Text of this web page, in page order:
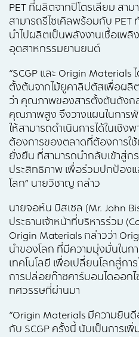
PET ที่ผลิตจากปิโตรเลียม สาม
สามารถรีไซเคิลพร้อมกับ PET
นำไปผลิตเป็นพลังงานเชื้อเพลิ
อุตสาหกรรมยานยนต์
“SCGP และ Origin
ตั้งต้นจากไม้ยูคาลิปตัสเพื่อผลิ
ว่า คุณภาพของสารตั้งต้นดังก
คุณภาพสูง จึงวางแผนในการ
ให้สามารถดำเนินการได้ในเชิ
ต้องการของตลาดที่ต้องการ
ยั่งยืน ที่สามารถนำกลับเข้าสู่ก
ประสิทธิภาพ เพื่อร่วมปกป้อง
โลก” นายวิชาญ กล่าว
นายจอห์น บิสเซล (Mr. John
ประธานเจ้าหน้าที่บริหารร่วม
Origin Materials กล่าวว่า
นำของโลก ที่มีความมุ่งมั่นใน
เทคโนโลยี เพื่อเปลี่ยนโลกสู่ก
การปล่อยก๊าซคาร์บอนไดออกไ
ทศวรรษที่ผ่านมา
“Origin Materials มีความยิน
กับ SCGP ครั้งนี้ นับเป็นการเ